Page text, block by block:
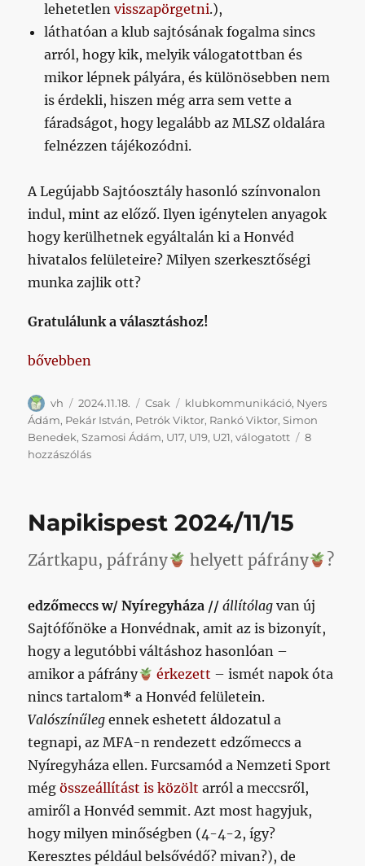
lehetetlenvisszapörgetni.),
láthatóan a klub sajtósának fogalma sincs
arról, hogy kik, melyik válogatottban és
mikor lépnek pályára, és különösebben nem
is érdekli, hiszen még arra sem vette a
fáradságot, hogy legalább az MLSZ oldalára
felnézzen tájékozódni.
A Legújabb Sajtóosztály hasonló színvonalon
indul, mint az előző. Ilyen igénytelen anyagok
hogy kerülhetnek egyáltalán ki a Honvéd
hivatalos felületeire? Milyen szerkesztőségi
munka zajlik ott?
Gratulálunk a választáshoz!
„Nem állítom, hogy utoljára, de megint
bővebben
Szerző
vh Közzétéve
2024.11.18. Kategória
Csak Címke
klubkommunikáció, Nyers
Ádám, Pekár István, Petrók Viktor, Rankó Viktor,Simon
Benedek,Szamosi Ádám, U17, U19, U21,válogatott
8
hozzászólásNem
de
megint
szeretnénk
szólni,
így
nem
lehet
kommunikálni
egy
Honvéd
című
bejegyzéshez
Napikispest 2024/11/15
Zártkapu, páfrány helyett páfrány ?
edzőmeccs w/ Nyíregyháza // állítólag van új
Sajtófőnöke a Honvédnak, amit az is bizonyít,
hogy a legutóbbi váltáshoz hasonlóan –
amikor a páfrány
érkezett – ismét napok óta
nincs tartalom* a Honvéd felületein.
Valószínűleg ennek eshetett áldozatul a
tegnapi, az MFA-n rendezett edzőmeccs a
Nyíregyháza ellen. Furcsamód a Nemzeti Sport
mégösszeállítást is közölt arról a meccsről,
amiről a Honvéd semmit. Azt most hagyjuk,
hogy milyen minőségben (4-4-2, így?
Keresztes például belsővédő? mivan?), de